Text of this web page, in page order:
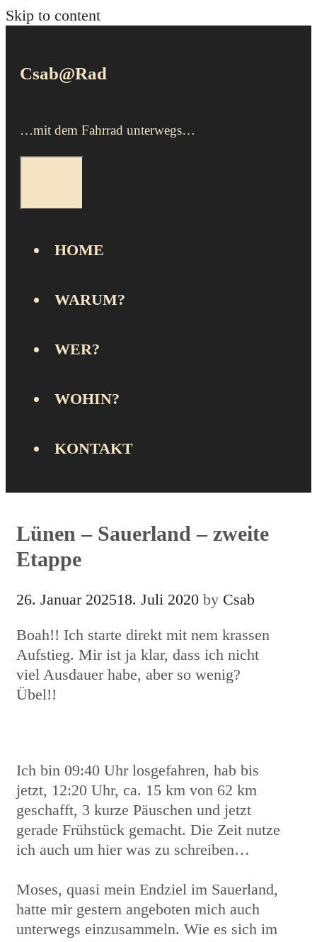
Skip to content
Csab@Rad
…mit dem Fahrrad unterwegs…
HOME
WARUM?
WER?
WOHIN?
KONTAKT
Lünen – Sauerland – zweite
Etappe
26. Januar 202518. Juli 2020 by Csab
Boah!! Ich starte direkt mit nem krassen
Aufstieg. Mir ist ja klar, dass ich nicht
viel Ausdauer habe, aber so wenig?
Übel!!
Ich bin 09:40 Uhr losgefahren, hab bis
jetzt, 12:20 Uhr, ca. 15 km von 62 km
geschafft, 3 kurze Päuschen und jetzt
gerade Frühstück gemacht. Die Zeit nutze
ich auch um hier was zu schreiben…
Moses, quasi mein Endziel im Sauerland,
hatte mir gestern angeboten mich auch
unterwegs einzusammeln. Wie es sich im